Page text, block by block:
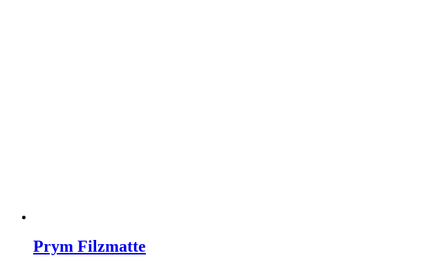
Prym Filzmatte